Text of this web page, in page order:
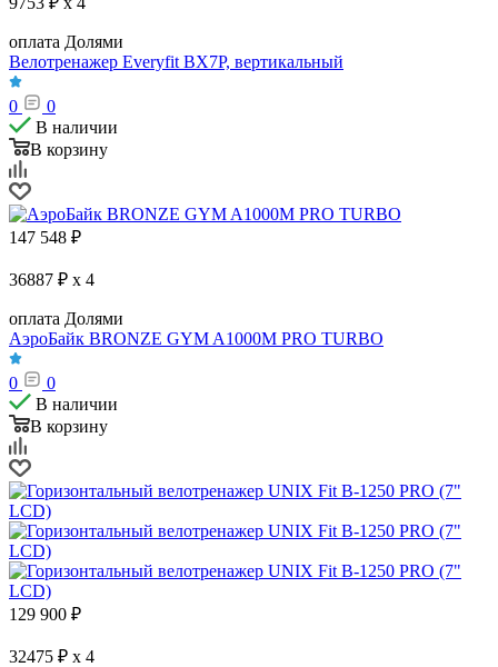
оплата Долями
Велотренажер Everyfit BX7P, вертикальный
0
0
В наличии
В корзину
147 548 ₽
36887 ₽ x 4
оплата Долями
АэроБайк BRONZE GYM A1000M PRO TURBO
0
0
В наличии
В корзину
129 900 ₽
32475 ₽ x 4